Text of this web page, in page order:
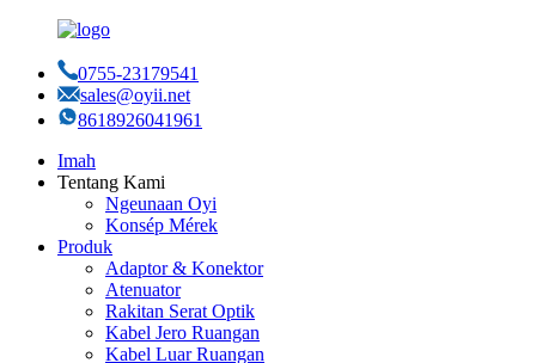
0755-23179541
sales@oyii.net
8618926041961
Imah
Tentang Kami
Ngeunaan Oyi
Konsép Mérek
Produk
Adaptor & Konektor
Atenuator
Rakitan Serat Optik
Kabel Jero Ruangan
Kabel Luar Ruangan